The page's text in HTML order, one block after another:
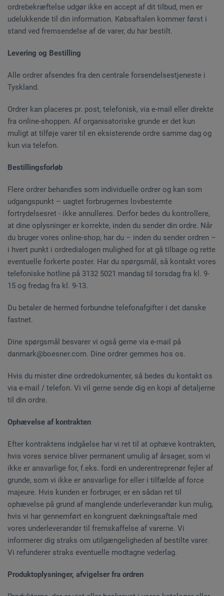
ordrebekræftelse udgør ikke en accept af dit tilbud, men er
udelukkende til din information. Købsaftalen kommer først i
stand ved fremsendelse af de varer, du har bestilt.
Levering og Bestilling
Alle ordrer afsendes fra den centrale forsendelsestjeneste i
Tyskland.
Ordrer kan placeres pr. post, telefonisk, via e-mail eller direkte
fra online-shoppen. Af organisatoriske grunde er det kun
muligt at tilføje varer til en eksisterende ordre samme dag og
kun via telefon.
Bestillingsforløb
Flere ordrer behandles som individuelle ordrer og kan som
udgangspunkt – uagtet forbrugernes lovbestemte
fortrydelsesret - ikke annulleres. Derfor bedes du kontrollere,
at dine oplysninger er korrekte, inden du sender din ordre. Når
du bruger vores online-shop, har du – inden du sender ordren –
i hvert punkt i ordredialogen mulighed for at gå tilbage og rette
eventuelle forkerte poster. Har du spørgsmål, så kontakt vores
telefoniske hotline på 3132 5021 mandag til torsdag fra kl. 9-
15 og fredag fra kl. 9-13.
Du betaler de hermed forbundne telefonafgifter i det danske
fastnet.
Dine spørgsmål besvarer vi også gerne via e-mail på
danmark@boesner.com. Dine ordrer gemmes hos os.
Hvis du mister dine ordredokumenter, så bedes du kontakt os
via e-mail / telefon. Vi vil gerne sende dig en kopi af detaljerne
til din ordre.
Ophævelse af kontrakten
Efter kontraktens indgåelse har vi ret til at ophæve kontrakten,
hvis vores service bliver permanent umulig af årsager, som vi
ikke er ansvarlige for, f.eks. fordi en underentreprenør fejler af
grunde, som vi ikke er ansvarlige for eller i tilfælde af force
majeure. Hvis kunden er forbruger, er en sådan ret til
ophævelse på grund af manglende underleverandør kun mulig,
hvis vi har gennemført en kongruent dækningsaftale med
vores underleverandør til fremskaffelse af varerne. Vi
informerer dig straks om utilgængeligheden af bestilte varer.
Vi refunderer straks eventuelle modtagne vederlag.
Produktoplysninger, afvigelser fra ordren